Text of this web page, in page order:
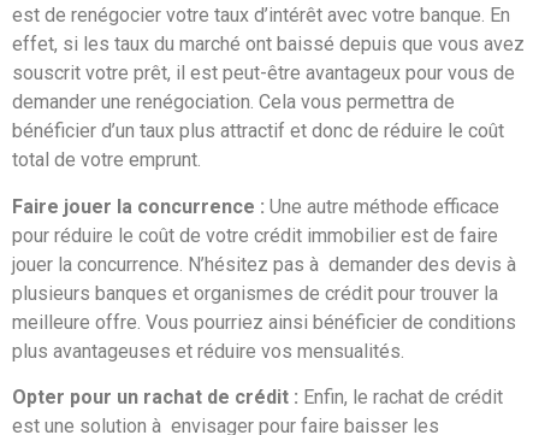
est de renégocier votre taux d’intérêt avec votre banque. En
effet, si les taux du marché ont baissé depuis que vous avez
souscrit votre prêt, il est peut-être avantageux pour vous de
demander une renégociation. Cela vous permettra de
bénéficier d’un taux plus attractif et donc de réduire le coût
total de votre emprunt.
Faire jouer la concurrence : Une autre méthode efficace
pour réduire le coût de votre crédit immobilier est de faire
jouer la concurrence. N’hésitez pas à demander des devis à
plusieurs banques et organismes de crédit pour trouver la
meilleure offre. Vous pourriez ainsi bénéficier de conditions
plus avantageuses et réduire vos mensualités.
Opter pour un rachat de crédit : Enfin, le rachat de crédit
est une solution à envisager pour faire baisser les